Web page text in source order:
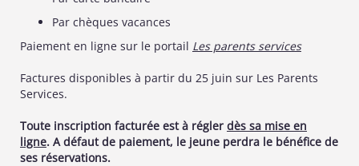
Par chèques vacances
Paiement en ligne sur le portail Les parents services
Factures disponibles à partir du 25 juin sur Les Parents
Services.
Toute inscription facturée est à régler dès sa mise en
ligne. A défaut de paiement, le jeune perdra le bénéfice de
ses réservations.